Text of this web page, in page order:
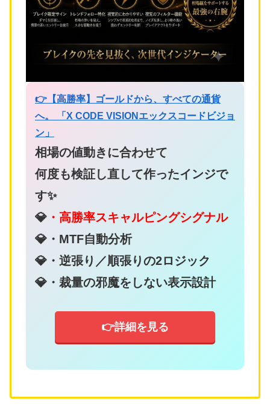
👉【高勝率】ゴールドから、すべての通貨
へ。 「X CODE VISIONエックスコードビジョ
ン」
相場の値動きに合わせて
何度も検証し直して作ったインジで
す✨
💎 ・高勝率スキャルピングシグナル
💎・MTF自動分析
💎・逆張り／順張りの2ロジック
💎・裁量の邪魔をしない表示設計
👉詳細を見る